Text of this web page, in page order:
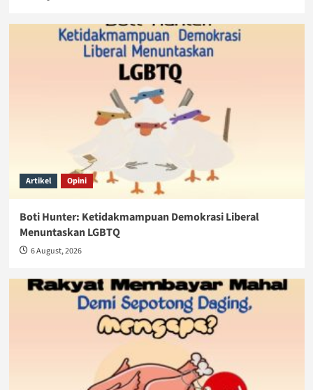
Artikel Opini
Boti Hunter: Ketidakmampuan Demokrasi Liberal
Menuntaskan LGBTQ
6 August, 2026